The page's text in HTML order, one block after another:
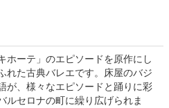
ホーテ」のエピソードを原作にし
れた古典バレエです。床屋のバジ
が、様々なエピソードと踊りに彩
ルセロナの町に繰り広げられま